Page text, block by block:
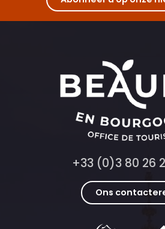
+33 (0)3 80 26
Ons